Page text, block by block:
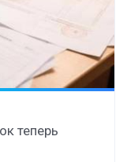
теперь